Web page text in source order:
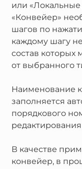
или «Локальные
«Конвейер»
шагов по
каждому шагу
состав которых
от выбранного
Наименование
заполняется
порядкового
В качестве
конвейер, в